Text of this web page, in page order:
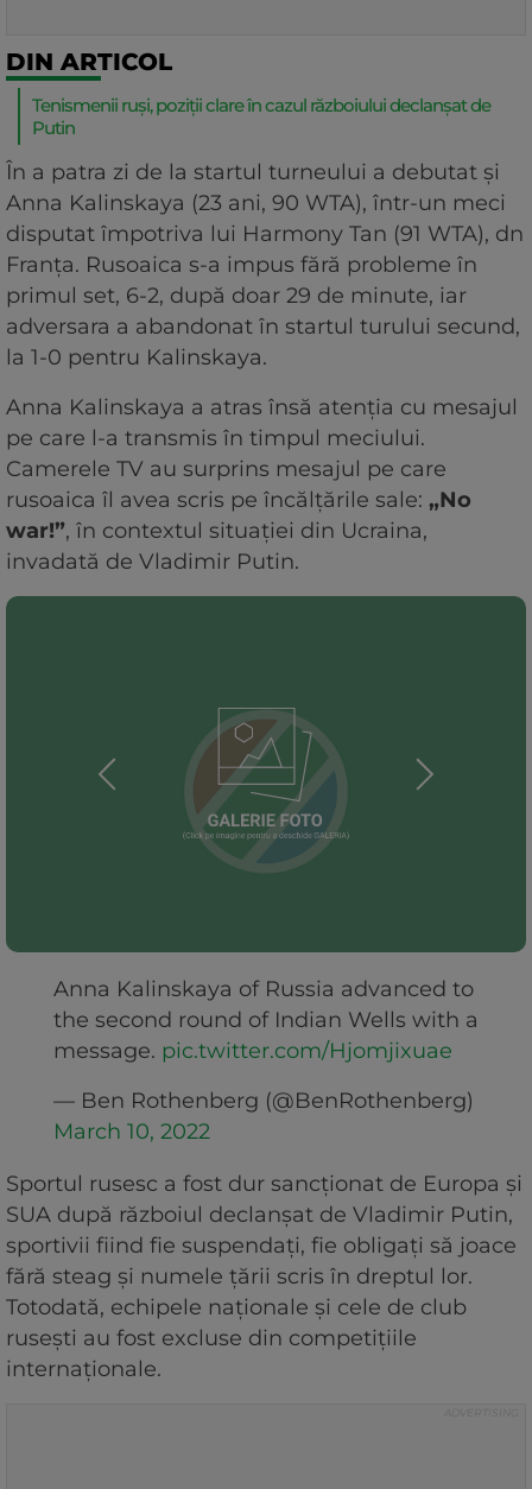
DIN ARTICOL
Tenismenii ruși, poziții clare în cazul războiului declanșat de
Putin
În a patra zi de la startul turneului a debutat și
Anna Kalinskaya (23 ani, 90 WTA), într-un meci
disputat împotriva lui Harmony Tan (91 WTA), dn
Franța. Rusoaica s-a impus fără probleme în
primul set, 6-2, după doar 29 de minute, iar
adversara a abandonat în startul turului secund,
la 1-0 pentru Kalinskaya.
Anna Kalinskaya a atras însă atenția cu mesajul
pe care l-a transmis în timpul meciului.
Camerele TV au surprins mesajul pe care
rusoaica îl avea scris pe încălțările sale: „No
war!”, în contextul situației din Ucraina,
invadată de Vladimir Putin.
Anna Kalinskaya of Russia advanced to
the second round of Indian Wells with a
message. pic.twitter.com/Hjomjixuae
— Ben Rothenberg (@BenRothenberg)
March 10, 2022
Sportul rusesc a fost dur sancționat de Europa și
SUA după războiul declanșat de Vladimir Putin,
sportivii fiind fie suspendați, fie obligați să joace
fără steag și numele țării scris în dreptul lor.
Totodată, echipele naționale și cele de club
rusești au fost excluse din competițiile
internaționale.